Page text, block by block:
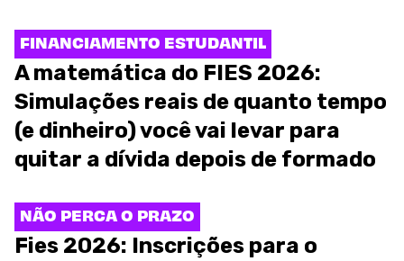
FINANCIAMENTO ESTUDANTIL
A matemática do FIES 2026:
Simulações reais de quanto tempo
(e dinheiro) você vai levar para
quitar a dívida depois de formado
NÃO PERCA O PRAZO
Fies 2026: Inscrições para o